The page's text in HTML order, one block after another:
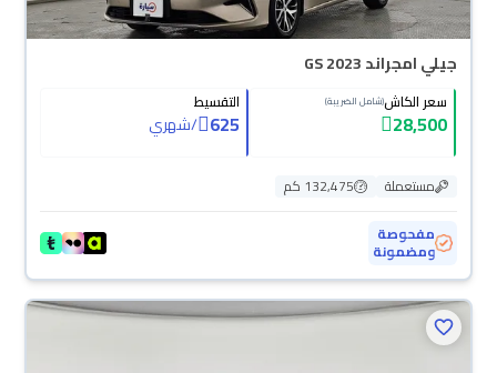
جيلي امجراند GS 2023
سعر الكاش(شامل الضريبة)
28,500
التقسيط
625
/شهري
مستعملة
132,475 كم
مفحوصة
ومضمونة
محجوزة